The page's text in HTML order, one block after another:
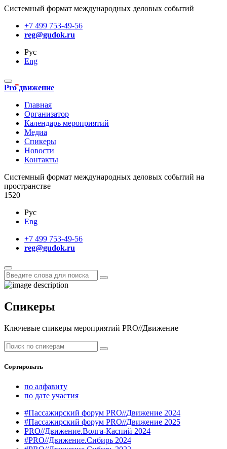
Системный формат международных деловых событий
+7 499 753-49-56
reg@gudok.ru
Рус
Eng
Pro движение
Главная
Организатор
Календарь мероприятий
Медиа
Спикеры
Новости
Контакты
Cистемный формат международных деловых событий на
пространстве
1520
Рус
Eng
+7 499 753-49-56
reg@gudok.ru
Спикеры
Ключевые спикеры мероприятий PRO//Движение
Сортировать
по алфавиту
по дате участия
#Пассажирский форум PRO//Движение 2024
#Пассажирский форум PRO//Движение 2025
PRO//Движение.Волга-Каспий 2024
#PRO//Движение.Сибирь 2024